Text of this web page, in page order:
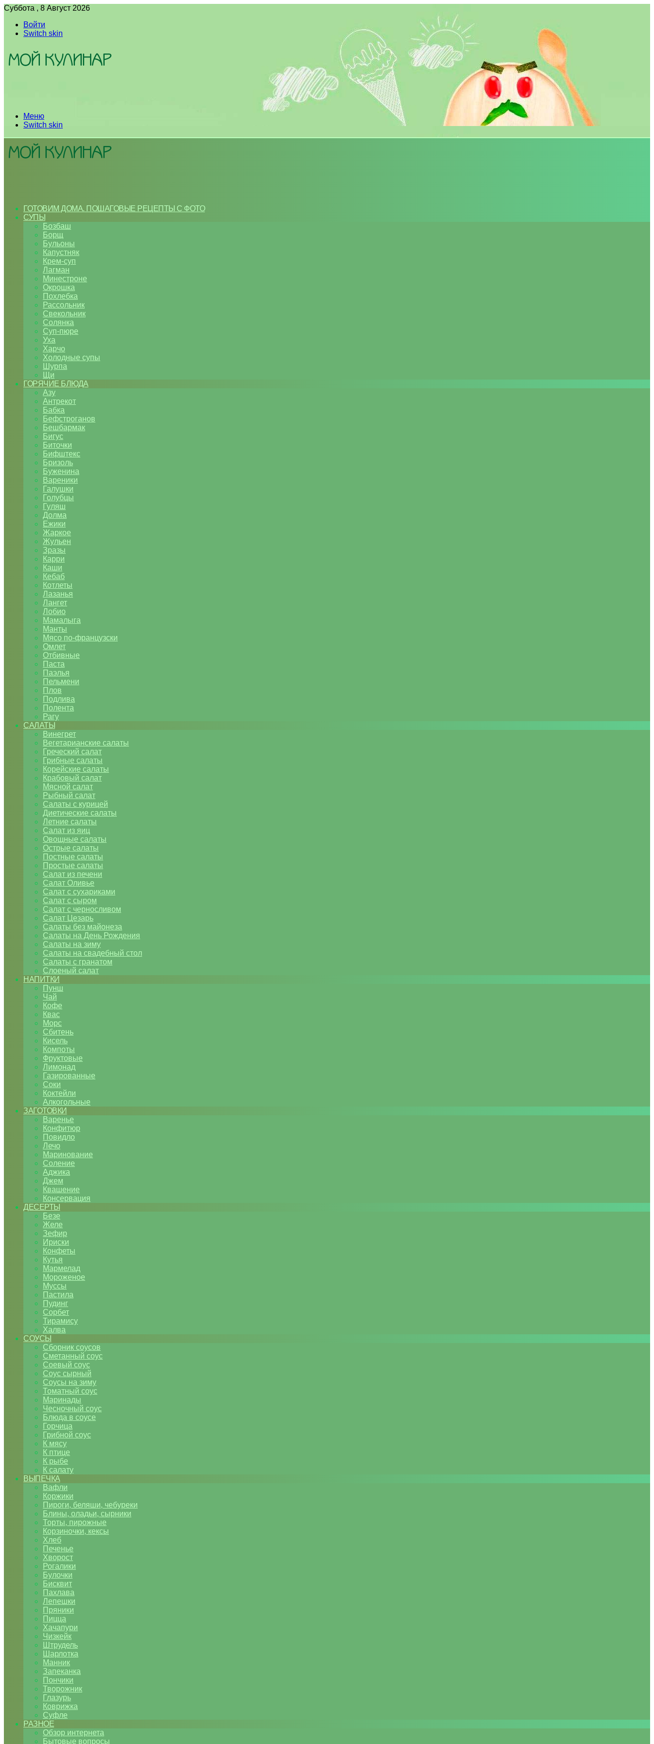
Суббота , 8 Август 2026
Войти
Switch skin
Меню
Switch skin
ГОТОВИМ ДОМА. ПОШАГОВЫЕ РЕЦЕПТЫ С ФОТО
СУПЫ
Бозбаш
Борщ
Бульоны
Капустняк
Крем-суп
Лагман
Минестроне
Окрошка
Похлебка
Рассольник
Свекольник
Солянка
Суп-пюре
Уха
Харчо
Холодные супы
Шурпа
Щи
ГОРЯЧИЕ БЛЮДА
Азу
Антрекот
Бабка
Бефстроганов
Бешбармак
Бигус
Биточки
Бифштекс
Бризоль
Буженина
Вареники
Галушки
Голубцы
Гуляш
Долма
Ежики
Жаркое
Жульен
Зразы
Карри
Каши
Кебаб
Котлеты
Лазанья
Лангет
Лобио
Мамалыга
Манты
Мясо по-французски
Омлет
Отбивные
Паста
Паэлья
Пельмени
Плов
Подлива
Полента
Рагу
САЛАТЫ
Винегрет
Вегетарианские салаты
Греческий салат
Грибные салаты
Корейские салаты
Крабовый салат
Мясной салат
Рыбный салат
Салаты с курицей
Диетические салаты
Летние салаты
Салат из яиц
Овощные салаты
Острые салаты
Постные салаты
Простые салаты
Салат из печени
Салат Оливье
Салат с сухариками
Салат с сыром
Салат с черносливом
Салат Цезарь
Салаты без майонеза
Салаты на День Рождения
Салаты на зиму
Салаты на свадебный стол
Салаты с гранатом
Слоеный салат
НАПИТКИ
Пунш
Чай
Кофе
Квас
Морс
Сбитень
Кисель
Компоты
Фруктовые
Лимонад
Газированные
Соки
Коктейли
Алкогольные
ЗАГОТОВКИ
Варенье
Конфитюр
Повидло
Лечо
Маринование
Соление
Аджика
Джем
Квашение
Консервация
ДЕСЕРТЫ
Безе
Желе
Зефир
Ириски
Конфеты
Кутья
Мармелад
Мороженое
Муссы
Пастила
Пудинг
Сорбет
Тирамису
Халва
СОУСЫ
Сборник соусов
Сметанный соус
Соевый соус
Соус сырный
Соусы на зиму
Томатный соус
Маринады
Чесночный соус
Блюда в соусе
Горчица
Грибной соус
К мясу
К птице
К рыбе
К салату
ВЫПЕЧКА
Вафли
Коржики
Пироги, беляши, чебуреки
Блины, оладьи, сырники
Торты, пирожные
Корзиночки, кексы
Хлеб
Печенье
Хворост
Рогалики
Булочки
Бисквит
Пахлава
Лепешки
Пряники
Пицца
Хачапури
Чизкейк
Штрудель
Шарлотка
Манник
Запеканка
Пончики
Творожник
Глазурь
Коврижка
Суфле
РАЗНОЕ
Обзор интернета
Бытовые вопросы